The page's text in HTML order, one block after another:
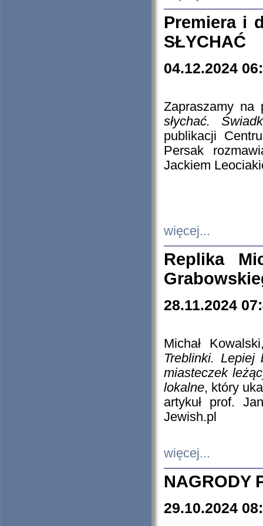
Premiera i
SŁYCHAĆ
04.12.2024
Zapraszamy
słychać.
publikacji
Persak
Jackiem
więcej...
Replika
28.11.2024
Michał
Treblinki. Lepiej
miasteczek
lokalne, który
artykuł prof.
Jewish.pl
więcej...
NAGRODY
29.10.2024